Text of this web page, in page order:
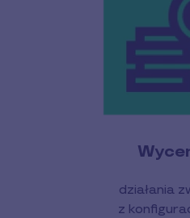
działania
z